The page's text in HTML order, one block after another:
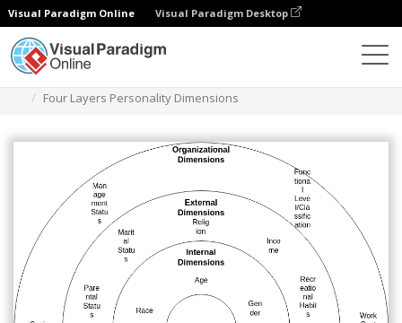
Visual Paradigm Online Visual Paradigm Desktop
Four Layers Personality Dimensions